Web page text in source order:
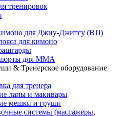
тренировок
для Джиу-Джитсу (BJJ)
для кимоно
для ММА
& Тренерское оборудование
для тренера
лапы и макивары
мешки и груши
системы (массажеры,